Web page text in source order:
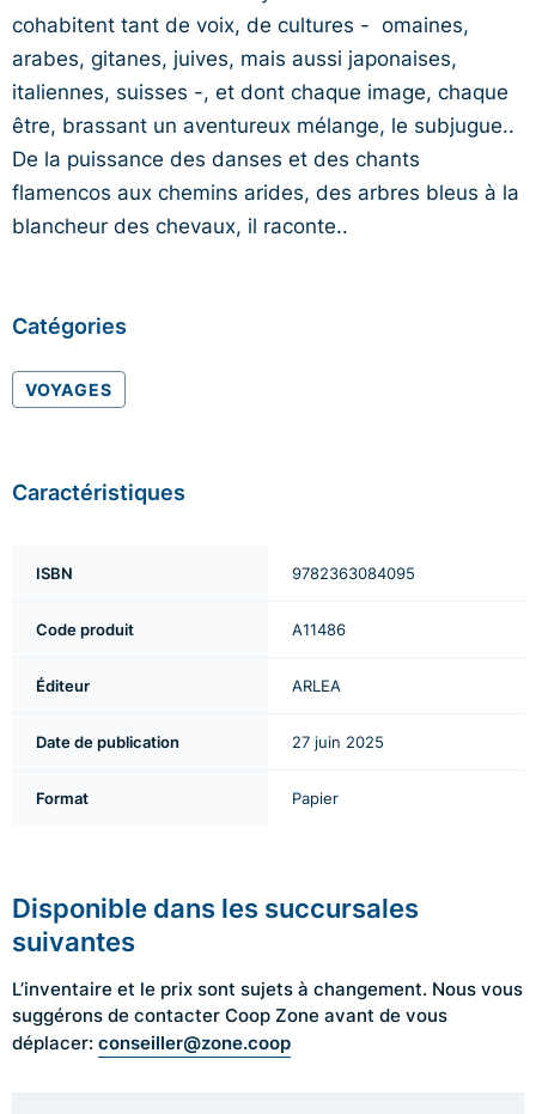
cohabitent tant de voix, de cultures - omaines,
arabes, gitanes, juives, mais aussi japonaises,
italiennes, suisses -, et dont chaque image, chaque
être, brassant un aventureux mélange, le subjugue..
De la puissance des danses et des chants
flamencos aux chemins arides, des arbres bleus à la
blancheur des chevaux, il raconte..
Catégories
VOYAGES
Caractéristiques
ISBN 9782363084095
Code produit A11486
Éditeur ARLEA
Date de publication 27 juin 2025
Format Papier
Disponible dans les succursales
suivantes
L’inventaire et le prix sont sujets à changement. Nous vous
suggérons de contacter Coop Zone avant de vous
déplacer: conseiller@zone.coop